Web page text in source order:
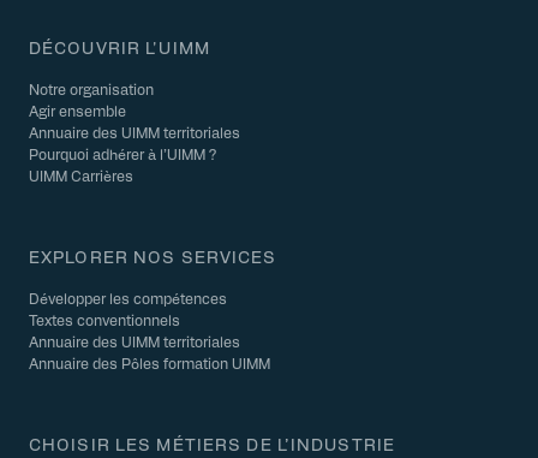
DÉCOUVRIR L'UIMM
Notre organisation
Agir ensemble
Annuaire des UIMM territoriales
Pourquoi adhérer à l’UIMM ?
UIMM Carrières
EXPLORER NOS SERVICES
Développer les compétences
Textes conventionnels
Annuaire des UIMM territoriales
Annuaire des Pôles formation UIMM
CHOISIR LES MÉTIERS DE L’INDUSTRIE